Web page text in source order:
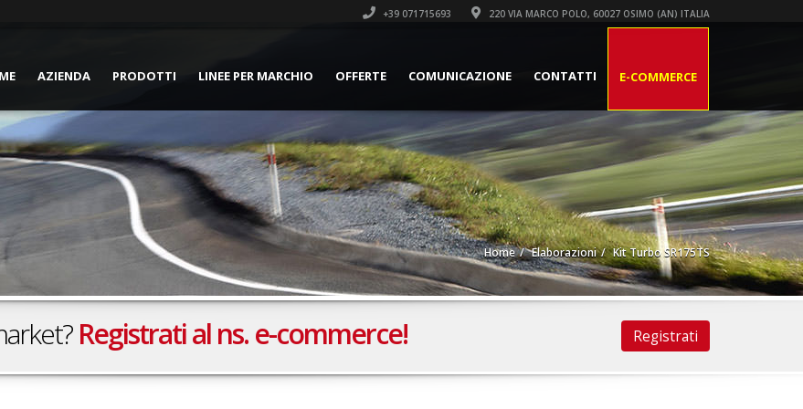
+39 071715693 220 VIA MARCO POLO, 60027 OSIMO (AN) ITALIA
AZIENDA PRODOTTI LINEE PER MARCHIO OFFERTE COMUNICAZIONE CONTATTI E-COMMERCE
Home Elaborazioni Kit Turbo SR175TS
Registrati al ns. e-commerce! Registrati